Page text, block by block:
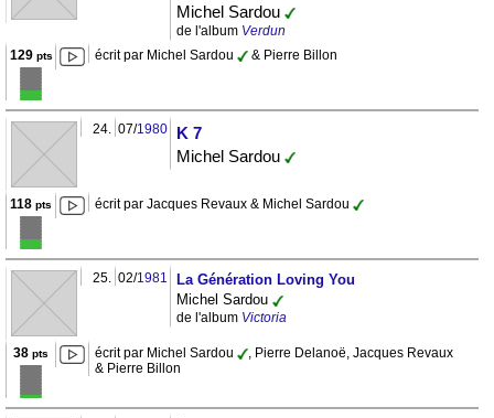
Michel Sardou
de l'album Verdun
129pts écrit par Michel Sardou & Pierre Billon
24. 07/1980
K 7
Michel Sardou
118 pts écrit par Jacques Revaux & Michel Sardou
25. 02/1981
La Génération Loving You
Michel Sardou
de l'album Victoria
38 pts écrit par Michel Sardou
, Pierre Delanoë, Jacques Revaux
& Pierre Billon